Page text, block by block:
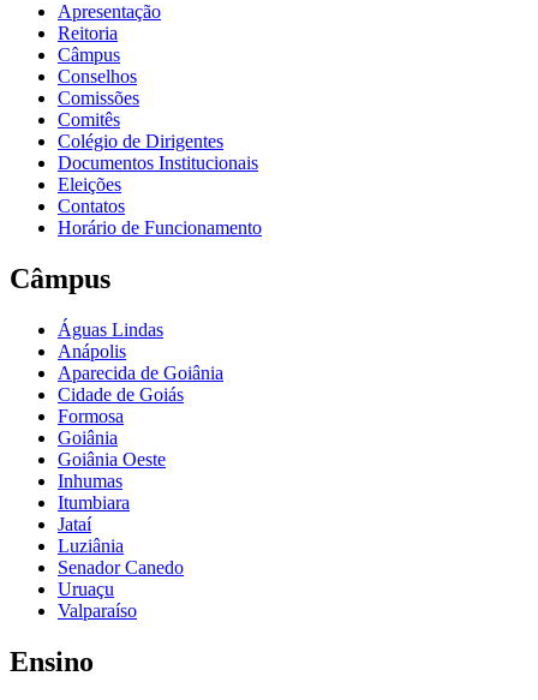
Apresentação
Reitoria
Câmpus
Conselhos
Comissões
Comitês
Colégio de Dirigentes
Documentos Institucionais
Eleições
Contatos
Horário de Funcionamento
Câmpus
Águas Lindas
Anápolis
Aparecida de Goiânia
Cidade de Goiás
Formosa
Goiânia
Goiânia Oeste
Inhumas
Itumbiara
Jataí
Luziânia
Senador Canedo
Uruaçu
Valparaíso
Ensino